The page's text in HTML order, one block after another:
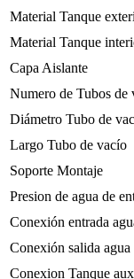
Material Tanque
Material Tanque
Capa Aislante
Numero de Tubos de
Diámetro Tubo de
Largo Tubo de vacío
Soporte Montaje
Presion de agua de
Conexión entrada
Conexión salida agua
Conexion Tanque